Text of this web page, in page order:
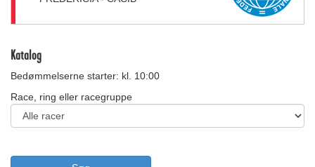
Katalog
Bedømmelserne starter: kl. 10:00
Race, ring eller racegruppe